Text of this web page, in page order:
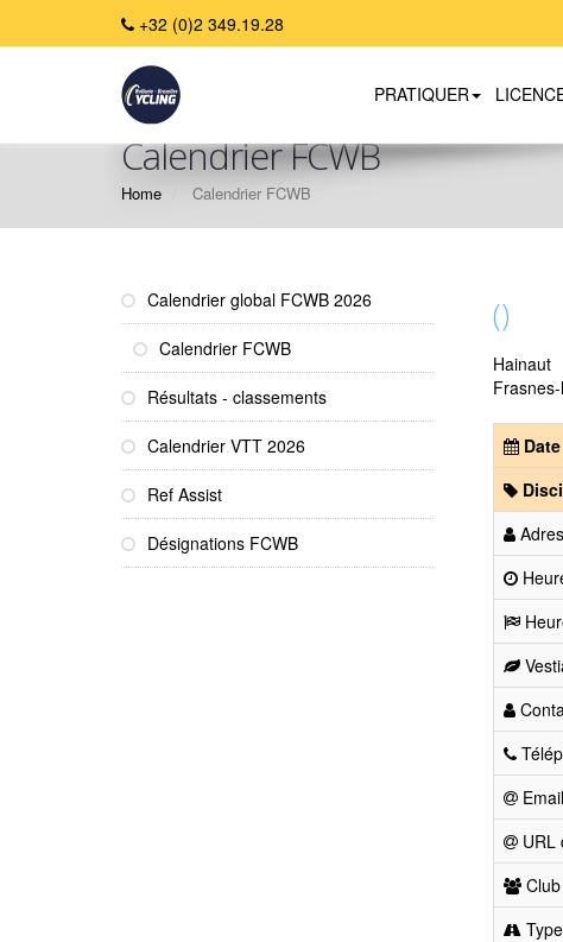
+32 (0)2 349.19.28
PRATIQUER
Calendrier FCWB
Home Calendrier FCWB
Calendrier global FCWB 2026
Calendrier FCWB
Résultats - classements
Calendrier VTT 2026
Ref Assist
Désignations FCWB
()
Hainaut
URL
Club